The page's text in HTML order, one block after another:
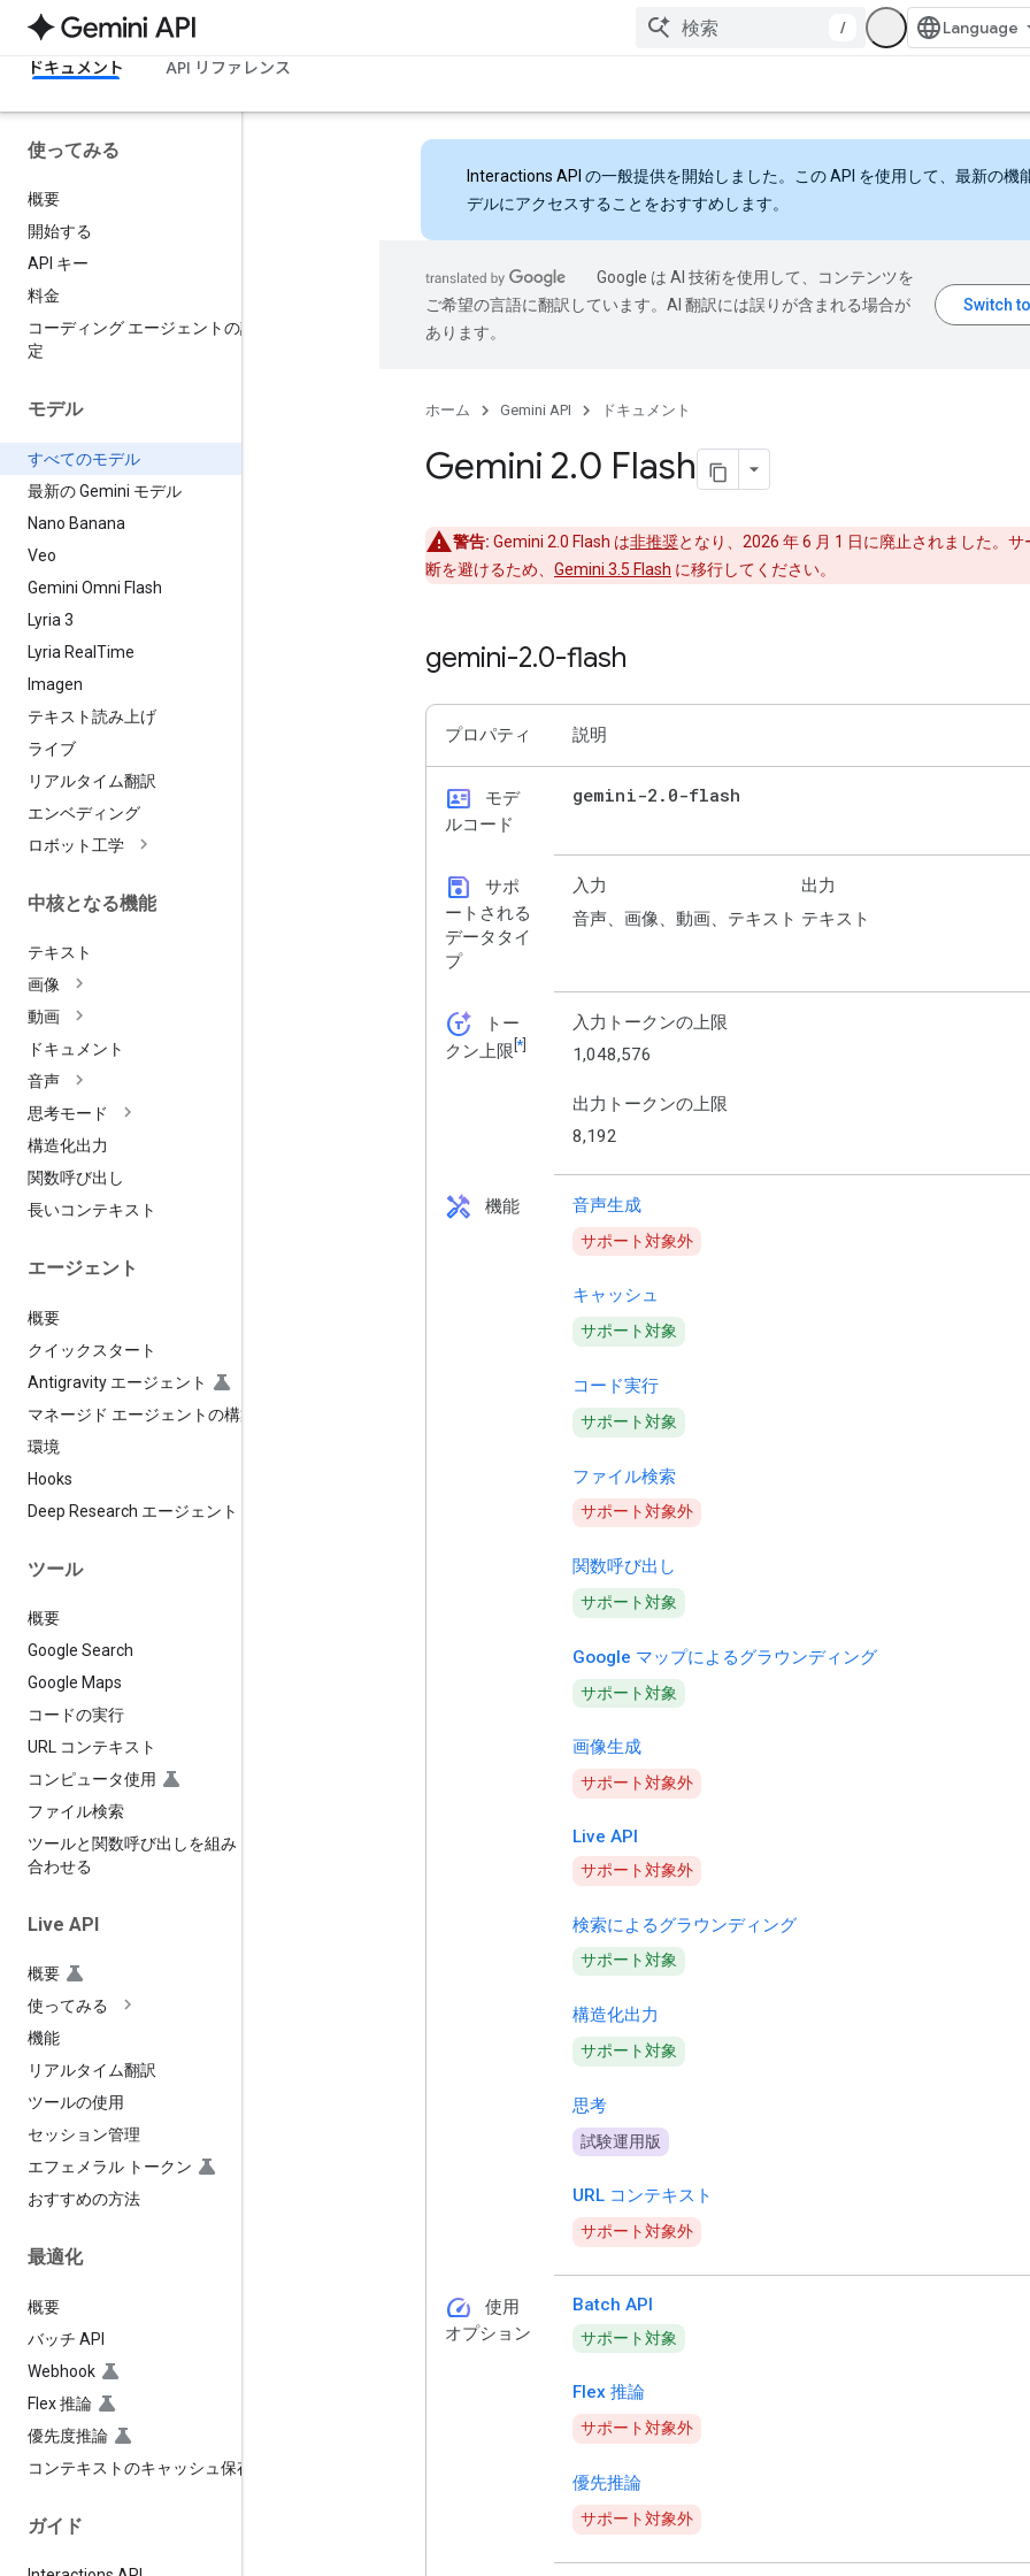
/
ドキュメント API リファレンス
使ってみる
概要
開始する
API キー
料金
コーディング エージェントの設
定
モデル
すべてのモデル
最新の Gemini モデル
Nano Banana
Veo
Gemini Omni Flash
Lyria 3
Lyria Real Time
Imagen
テキスト読み上げ
ライブ
リアルタイム翻訳
エンベディング
ロボット工学
中核となる機能
テキスト
画像
動画
ドキュメント
音声
思考モード
構造化出力
関数呼び出し
長いコンテキスト
エージェント
概要
クイックスタート
Antigravity エージェント
マネージド エージェントの構築
環境
Hooks
Deep Research エージェント
ツール
概要
Google Search
Google Maps
コードの実行
URL コンテキスト
コンピュータ使用
ファイル検索
ツールと関数呼び出しを組み
合わせる
Live API
概要
使ってみる
機能
リアルタイム翻訳
ツールの使用
セッション管理
エフェメラル トークン
おすすめの方法
最適化
概要
バッチ API
Webhook
Flex 推論
優先度推論
コンテキストのキャッシュ保存
ガイド
Interactions API の一般提供を開始しました。この API を使用して、最新の機
デルにアクセスすることをおすすめします。
Google は AI 技術を使用して、コンテンツを
ご希望の言語に翻訳しています。AI 翻訳には誤りが含まれる場合が
あります。
ホーム Gemini API ドキュメント
Gemini 2.0 Flash
警告: Gemini 2.0 Flash は非推奨となり、2026 年 6 月 1 日に廃止されました。サ
断を避けるため、 Gemini 3.5 Flash に移行してください。
gemini-2.0-flash
プロパティ 説明
id_card
モデ
ルコード
gemini-2 . 0-flash
save
サポ
ートされる
データタイ
プ
入力
音声、画像、動画、テキスト
出力
テキスト
token_auto
トー
クン上限 [*
入力トークンの上限
1,048,576
出力トークンの上限
8,192
handyman 機能 音声生成
サポート対象外
キャッシュ
サポート対象
コード実行
サポート対象
ファイル検索
サポート対象外
関数呼び出し
サポート対象
Google マップによるグラウンディング
サポート対象
画像生成
サポート対象外
Live API
サポート対象外
検索によるグラウンディング
サポート対象
構造化出力
サポート対象
思考
試験運用版
URL コンテキスト
サポート対象外
speed
使用
オプション
Batch API
サポート対象
Flex 推論
サポート対象外
優先推論
サポート対象外